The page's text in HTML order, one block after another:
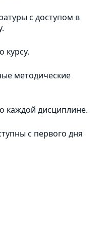
с доступом в
курсу.
методические
каждой дисциплине.
с первого дня